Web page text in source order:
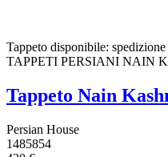
Tappeto disponibile:
TAPPETI PERSIANI NAIN
Tappeto Nain
Persian House
1485854